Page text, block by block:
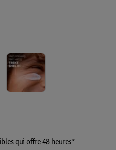
qui offre 48 heures*